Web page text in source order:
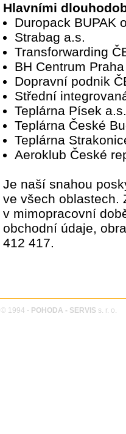
Hlavními
Duropack BUPAK
Strabag a.s.
Transforwarding
BH Centrum Praha
Dopravní podnik
Střední
Teplárna Písek
Teplárna České
Teplárna
Aeroklub České
Je naší snahou
ve všech oblastech.
v mimopracovní
obchodní údaje,
412 417.
© 1994 - POHODA - SERVIS s. r. o.